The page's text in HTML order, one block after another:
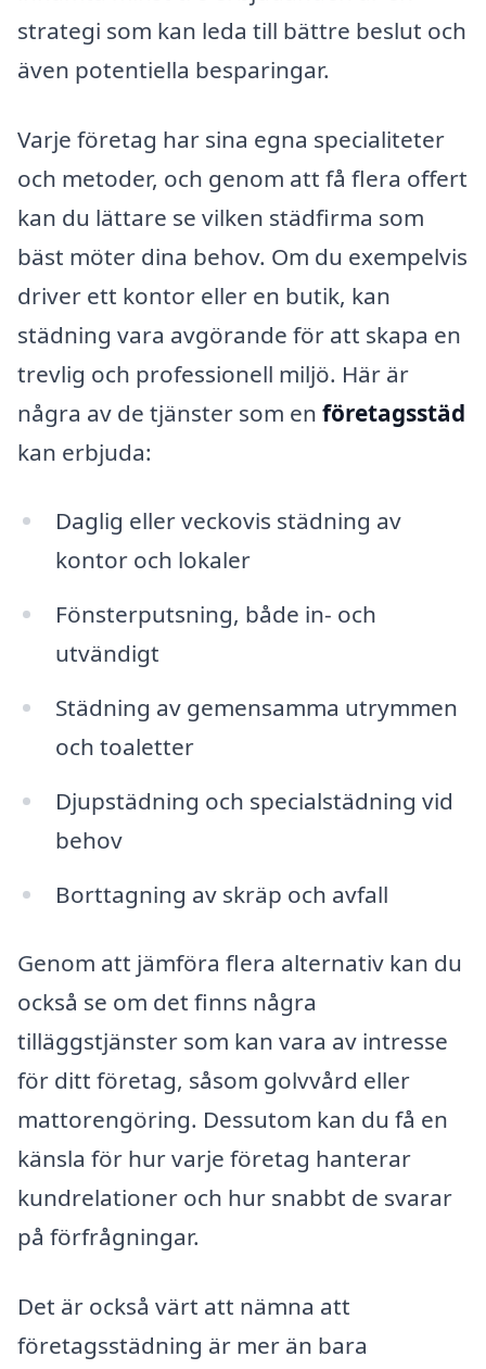
strategi som kan leda till bättre beslut och
även potentiella besparingar.
Varje företag har sina egna specialiteter
och metoder, och genom att få flera offert
kan du lättare se vilken städfirma som
bäst möter dina behov. Om du exempelvis
driver ett kontor eller en butik, kan
städning vara avgörande för att skapa en
trevlig och professionell miljö. Här är
några av de tjänster som en företagsstäd
kan erbjuda:
Daglig eller veckovis städning av
kontor och lokaler
Fönsterputsning, både in- och
utvändigt
Städning av gemensamma utrymmen
och toaletter
Djupstädning och specialstädning vid
behov
Borttagning av skräp och avfall
Genom att jämföra flera alternativ kan du
också se om det finns några
tilläggstjänster som kan vara av intresse
för ditt företag, såsom golvvård eller
mattorengöring. Dessutom kan du få en
känsla för hur varje företag hanterar
kundrelationer och hur snabbt de svarar
på förfrågningar.
Det är också värt att nämna att
företagsstädning är mer än bara